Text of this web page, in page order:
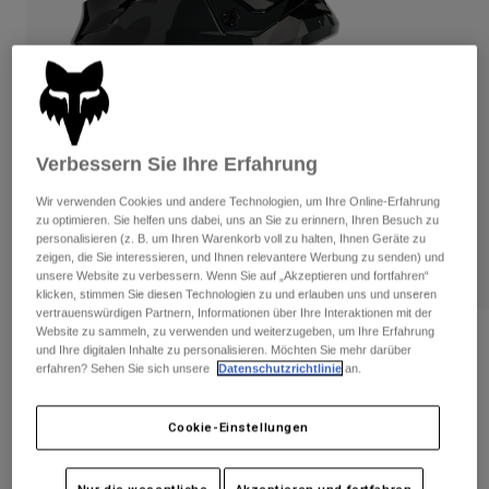
Hosen
Kurze Hosen
Jacken
Handschuhe
Protektoren
Brillen
Socken
Ersatzteile
Hosen
Handschuhe
Brillen
Socken
Taschen & Zubehör
Hemden
Alle anzeigen
Damen
T-Shirts & Tops
Hoodies und Pullover
Jacken
Hosen
Shirts
Alle anzeigen
Kinder
Guards
Brillen
Socken
Alle anzeigen
Moto
Helme
Jerseys
Hosen
Stiefel
Brillen
Helm V1 Bnkr Jugend
Verbessern Sie Ihre Erfahrung
Wir verwenden Cookies und andere Technologien, um Ihre Online-Erfahrung
zu optimieren. Sie helfen uns dabei, uns an Sie zu erinnern, Ihren Besuch zu
personalisieren (z. B. um Ihren Warenkorb voll zu halten, Ihnen Geräte zu
zeigen, die Sie interessieren, und Ihnen relevantere Werbung zu senden) und
unsere Website zu verbessern. Wenn Sie auf „Akzeptieren und fortfahren“
klicken, stimmen Sie diesen Technologien zu und erlauben uns und unseren
vertrauenswürdigen Partnern, Informationen über Ihre Interaktionen mit der
Website zu sammeln, zu verwenden und weiterzugeben, um Ihre Erfahrung
und Ihre digitalen Inhalte zu personalisieren. Möchten Sie mehr darüber
erfahren? Sehen Sie sich unsere
Datenschutzrichtlinie an.
Cookie-Einstellungen